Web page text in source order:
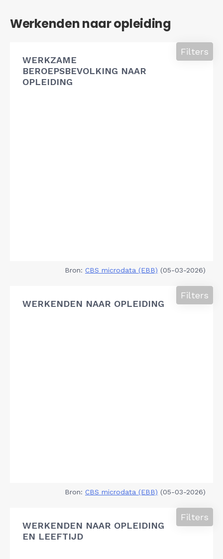
Werkenden naar opleiding
WERKZAME
BEROEPSBEVOLKING NAAR
OPLEIDING
Filters
Bron: CBS microdata (EBB) (05-03-2026)
WERKENDEN NAAR OPLEIDING
Filters
Bron: CBS microdata (EBB) (05-03-2026)
WERKENDEN NAAR OPLEIDING
EN LEEFTIJD
Filters